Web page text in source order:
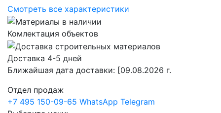
Смотреть все характеристики
Комлектация объектов
Доставка 4-5 дней
Ближайшая дата доставки: [09.08.2026 г.
Отдел продаж
+7 495 150-09-65 WhatsApp Telegram